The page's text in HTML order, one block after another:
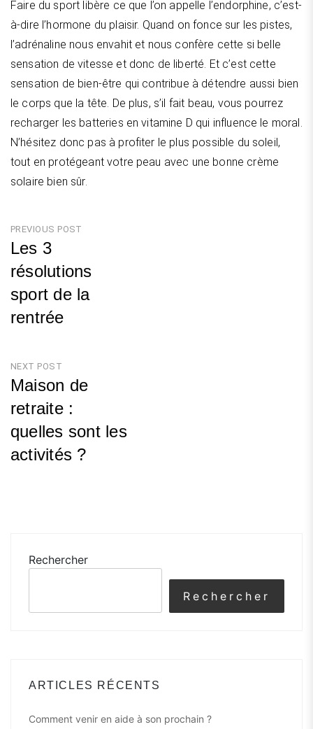
Faire du sport libère ce que l’on appelle l’endorphine, c’est-
à-dire l’hormone du plaisir. Quand on fonce sur les pistes,
l’adrénaline nous envahit et nous confère cette si belle
sensation de vitesse et donc de liberté. Et c’est cette
sensation de bien-être qui contribue à détendre aussi bien
le corps que la tête. De plus, s’il fait beau, vous pourrez
recharger les batteries en vitamine D qui influence le moral.
N’hésitez donc pas à profiter le plus possible du soleil,
tout en protégeant votre peau avec une bonne crème
solaire bien sûr.
Navigation
de
l’article
PREVIOUS POST
Les 3
résolutions
sport de la
rentrée
NEXT POST
Maison de
retraite :
quelles sont les
activités ?
Rechercher
Rechercher
ARTICLES RÉCENTS
Comment venir en aide à son prochain ?